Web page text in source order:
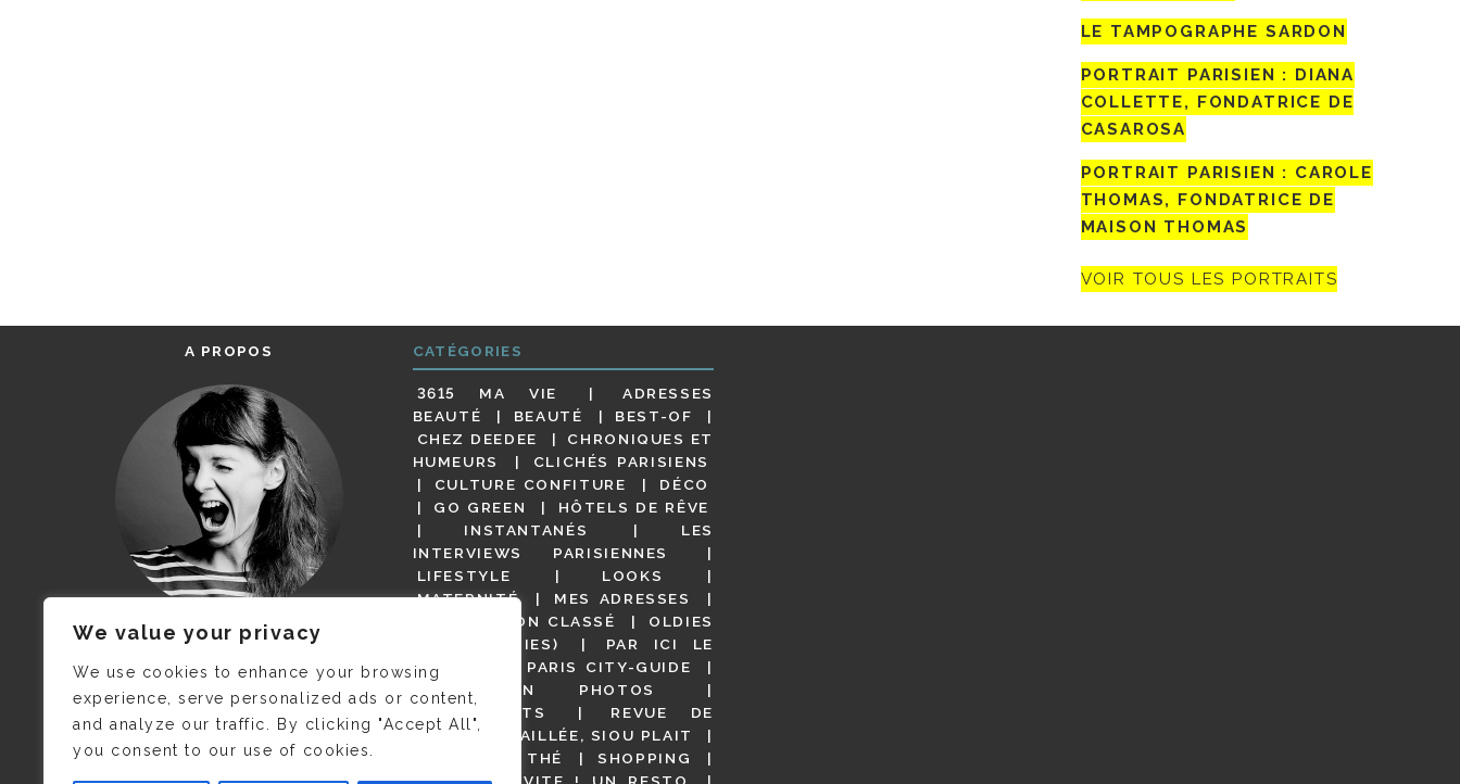
We value your privacy
We use cookies to enhance your browsing
experience, serve personalized ads or content,
and analyze our traffic. By clicking "Accept All",
you consent to our use of cookies.
LE TAMPOGRAPHE SARDON
PORTRAIT PARISIEN : DIANA
COLLETTE, FONDATRICE DE
CASAROSA
PORTRAIT PARISIEN : CAROLE
THOMAS, FONDATRICE DE
MAISON THOMAS
VOIR TOUS LES PORTRAITS
A PROPOS
JE M’APPELLE DELPHINE MAIS
C’EST ©CAMILLE COLLIN QUI A
PRIS CETTE PHOTO !
CATÉGORIES
3615 MA VIE
ADRESSES
BEAUTÉ
BEAUTÉ
BEST-OF
CHEZ DEEDEE
CHRONIQUES ET
HUMEURS
CLICHÉS PARISIENS
CULTURE CONFITURE
DÉCO
GO GREEN
HÔTELS DE RÊVE
INSTANTANÉS
LES
INTERVIEWS PARISIENNES
LIFESTYLE
LOOKS
MATERNITÉ
MES ADRESSES
NON CLASSÉ
OLDIES
(BUT GOODIES)
PAR ICI LE
MAGOT !
PARIS CITY-GUIDE
PARIS EN PHOTOS
RESTAURANTS
REVUE DE
PRESSE DÉTAILLÉE, SIOU PLAIT
SALONS DE THÉ
SHOPPING
VIDÉOS
VITE ! UN RESTO